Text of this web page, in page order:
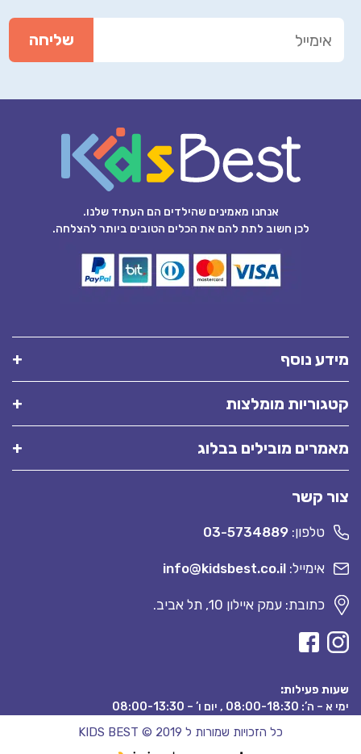
אנחנו מאמינים שהילדים הם העתיד שלנו.
לכן חשוב לתת להם את הכלים הטובים ביותר להצלחה.
מידע נוסף
קטגוריות מומלצות
מאמרים מובילים בבלוג
צור קשר
טלפון: 03-5734889
אימייל: info@kidsbest.co.il
כתובת: עמק איילון 10, תל אביב.
שעות פעילות:
ימי א – ה’: 08:00-18:30 , יום ו’ – 08:00-13:30
כל הזכויות שמורות ל KIDS BEST © 2019